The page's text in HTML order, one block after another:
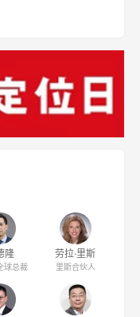
隆
球总裁
劳拉·里斯
里斯合伙人